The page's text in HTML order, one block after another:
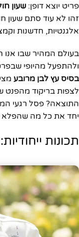
פריט יוצא דופן: שעון חול מגנטי 60
זהו לא עוד סתם שעון
אלגנטיות, חדשנות
בעולם המהיר שבו אנו
ולהתפעל מהיופי
בסיס עץ לבן מרובע
לצפות בריקוד מהפנט
התוצאה? פסל רגעי
יחד את כל מה שהפלא
תכונות